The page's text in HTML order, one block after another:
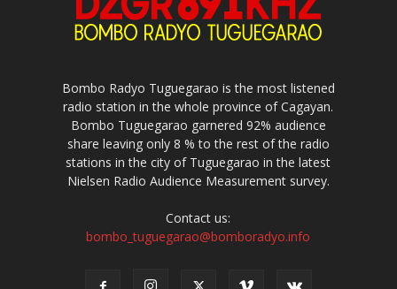
Bombo Radyo Tuguegarao is the most listened
radio station in the whole province of Cagayan.
Bombo Tuguegarao garnered 92% audience
share leaving only 8 % to the rest of the radio
stations in the city of Tuguegarao in the latest
Nielsen Radio Audience Measurement survey.
Contact us:
bombo_tuguegarao@bomboradyo.info